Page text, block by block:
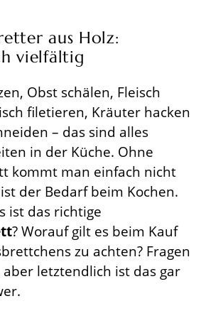
aus Holz:
vielfältig
Obst schälen, Fleisch
filetieren, Kräuter hacken
– das sind alles
in der Küche. Ohne
kommt man einfach nicht
der Bedarf beim Kochen.
ist das richtige
? Worauf gilt es beim Kauf
zu achten? Fragen
aber letztendlich ist das gar